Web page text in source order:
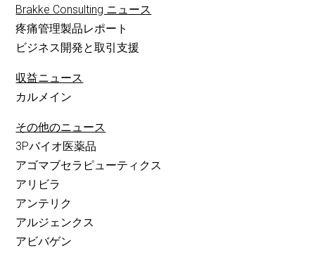
Brakke Consulting ニュース
疼痛管理製品レポート
ビジネス開発と取引支援
収益ニュース
カルメイン
その他のニュース
3Pバイオ医薬品
アゴマブセラピューティクス
アリビラ
アンテリク
アルジェンクス
アビバゲン